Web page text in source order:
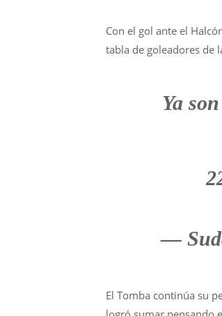
Con el gol ante el
tabla de goleadores de
Ya
—
El Tomba continúa su